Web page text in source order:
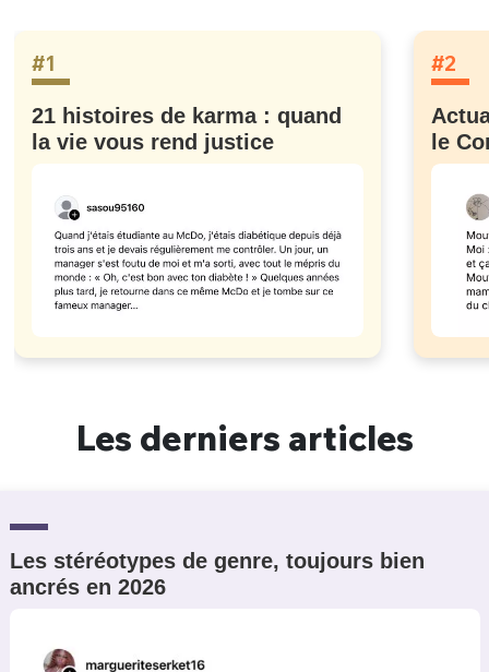
#1
21 histoires de karma : quand
la vie vous rend justice
#2
le
Les derniers articles
Les stéréotypes de genre, toujours bien
ancrés en 2026